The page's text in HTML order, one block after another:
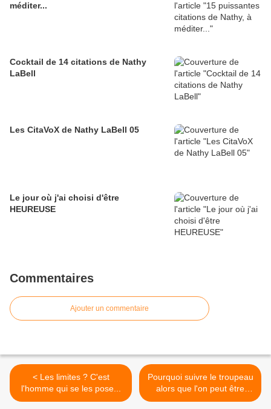
méditer...
Cocktail de 14 citations de Nathy
LaBell
Les CitaVoX de Nathy LaBell 05
Le jour où j'ai choisi d'être
HEUREUSE
Commentaires
Ajouter un commentaire
< Les limites ? C'est
l'homme qui se les pose...
Pourquoi suivre le troupeau
alors que l'on peut être
indépendant ? >